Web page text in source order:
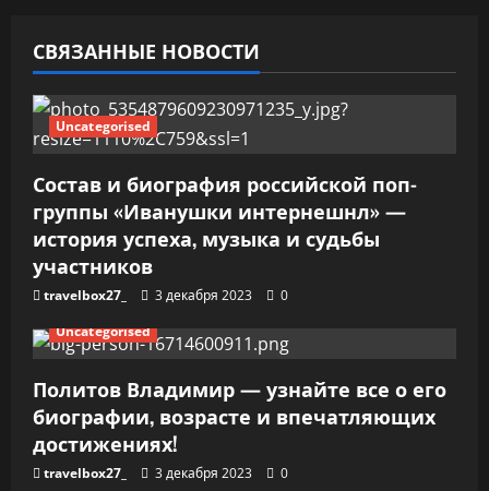
з
а
п
и
с
я
м
СВЯЗАННЫЕ НОВОСТИ
Uncategorised
Состав и биография российской поп-
группы «Иванушки интернешнл» —
история успеха, музыка и судьбы
участников
travelbox27_ 3 декабря 2023
0
Uncategorised
Политов Владимир — узнайте все о его
биографии, возрасте и впечатляющих
достижениях!
travelbox27_ 3 декабря 2023 0